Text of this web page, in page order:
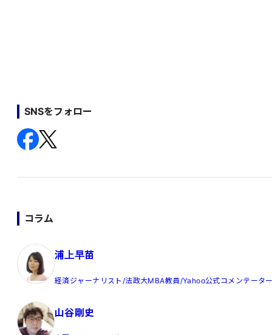
SNSをフォロー
コラム
浦上早苗
経済ジャーナリスト/法政大MBA教員/Yahoo公式コメンテータ
山谷剛史